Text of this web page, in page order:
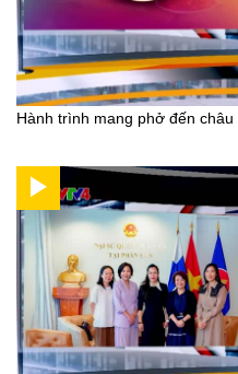
Hành trình mang phở đến châu